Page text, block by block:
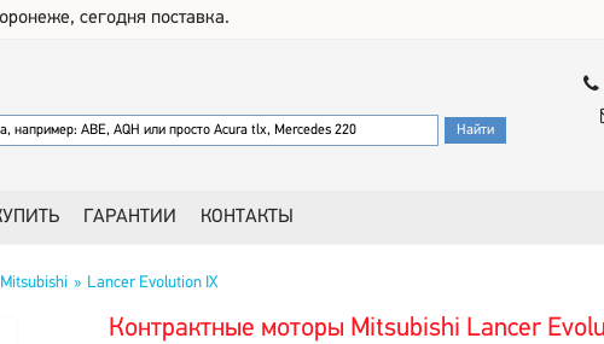
сегодня поставка.
ГАРАНТИИ КОНТАКТЫ
Mitsubishi Lancer Evolution IX
Контрактные моторы Mitsubishi Lancer